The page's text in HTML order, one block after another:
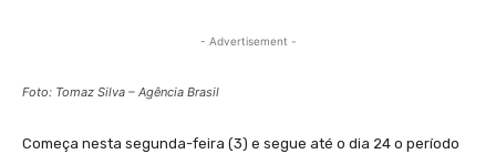
- Advertisement -
Foto: Tomaz Silva – Agência Brasil
Começa nesta segunda-feira (3) e segue até o dia 24 o período